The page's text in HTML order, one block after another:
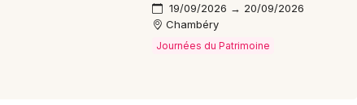
19/09/2026 → 20/09/2026
Chambéry
Journées du Patrimoine